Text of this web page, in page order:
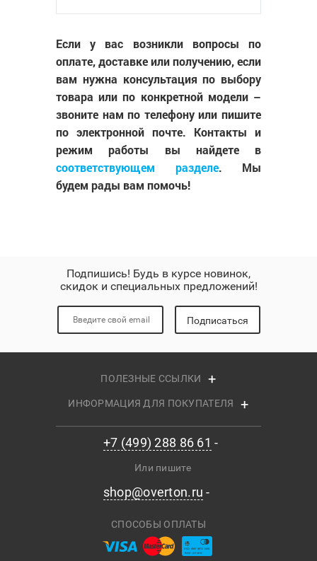
Если у вас возникли вопросы по
оплате, доставке или получению, если
вам нужна консультация по выбору
товара или по конкретной модели –
звоните нам по телефону или пишите
по электронной почте. Контакты и
режим работы вы найдете в
соответствующем разделе. Мы
будем рады вам помочь!
Подпишись! Будь в курсе новинок,
скидок и специальных предложений!
Подписаться
ПОЛЕЗНЫЕ ССЫЛКИ
ИНФОРМАЦИЯ ДЛЯ ПОКУПАТЕЛЯ
+7 (499) 288 86 61
Или пишите
shop@overton.ru
СПОСОБЫ ОПЛАТЫ